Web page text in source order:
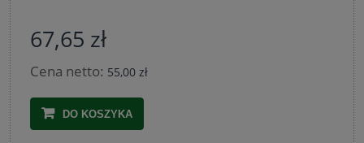
67,65 zł
Cena netto: 55,00 zł
DO KOSZYKA